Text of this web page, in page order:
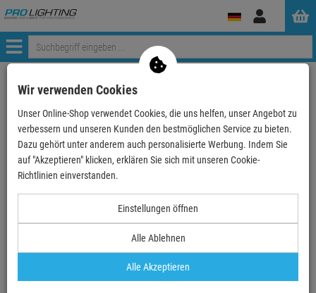
Anmelden
Menü
TOPSELLER
Neutrik Montagerahmen mit M3 Gewinde f. D-
Form Einbausteckverbinder
Artikel-Nummer:MFD
0,03 EUR/ Monat
0,59 €
zzgl Versand - frei ab 90,-€ in DE
Preisstaffelung
Wir verwenden Cookies
Unser Online-Shop verwendet Cookies, die uns helfen, unser Angebot zu
verbessern und unseren Kunden den bestmöglichen Service zu bieten.
Dazu gehört unter anderem auch personalisierte Werbung. Indem Sie
auf "Akzeptieren" klicken, erklären Sie sich mit unseren Cookie-
Richtlinien einverstanden.
Einstellungen öffnen
Alle Ablehnen
Alle Akzeptieren